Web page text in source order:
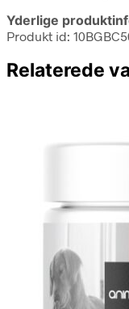
Yderlige
Produkt id:
Relaterede